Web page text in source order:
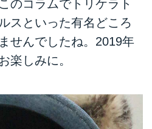
のコラムでトリケラト
スといった有名どころ
せんでしたね。2019年
楽しみに。